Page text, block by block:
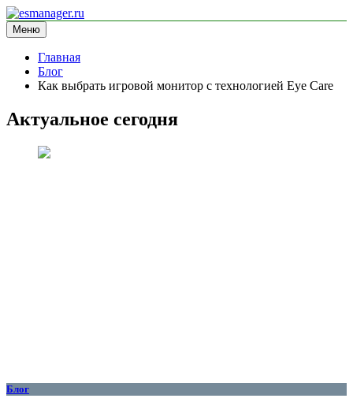
Перейти
к
содержимому
esmanager.ru
информационный сайт
Меню
Главная
Блог
Как выбрать игровой монитор с технологией Eye Care
Актуальное сегодня
Блог